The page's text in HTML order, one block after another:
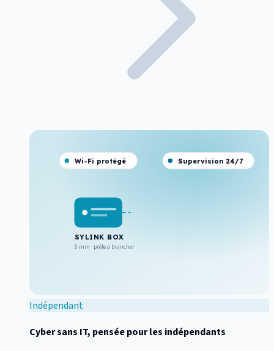
SYLINK BOX
5 min · prête à brancher
Wi-Fi protégé Supervision 24/7
Indépendant
Cyber sans IT, pensée pour les indépendants